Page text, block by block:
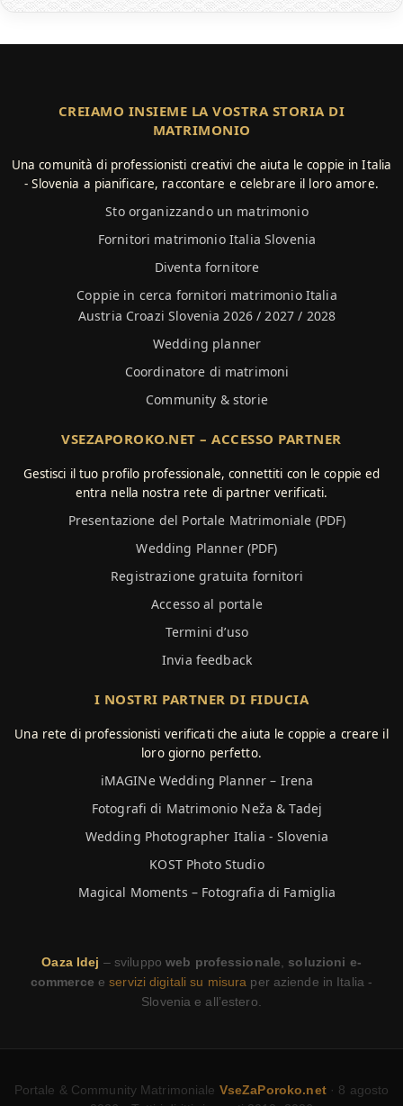
CREIAMO INSIEME LA VOSTRA STORIA DI
MATRIMONIO
Una comunità di professionisti creativi che aiuta le coppie in Italia
- Slovenia a pianificare, raccontare e celebrare il loro amore.
Sto organizzando un matrimonio
Fornitori matrimonio Italia Slovenia
Diventa fornitore
Coppie in cerca fornitori matrimonio Italia
Austria Croazi Slovenia 2026 / 2027 / 2028
Wedding planner
Coordinatore di matrimoni
Community & storie
VSEZAPOROKO.NET – ACCESSO PARTNER
Gestisci il tuo profilo professionale, connettiti con le coppie ed
entra nella nostra rete di partner verificati.
Presentazione del Portale Matrimoniale (PDF)
Wedding Planner (PDF)
Registrazione gratuita fornitori
Accesso al portale
Termini d’uso
Invia feedback
I NOSTRI PARTNER DI FIDUCIA
Una rete di professionisti verificati che aiuta le coppie a creare il
loro giorno perfetto.
iMAGINe Wedding Planner – Irena
Fotografi di Matrimonio Neža & Tadej
Wedding Photographer Italia - Slovenia
KOST Photo Studio
Magical Moments – Fotografia di Famiglia
Oaza Idej – sviluppoweb professionale, soluzioni e-
commerce eservizi digitali su misura per aziende in Italia -
Slovenia e all’estero.
Portale & Community Matrimoniale VseZaPoroko.net · 8 agosto